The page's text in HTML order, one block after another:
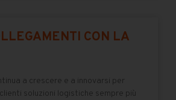
CON LA
a crescere e a innovarsi per
soluzioni logistiche sempre più